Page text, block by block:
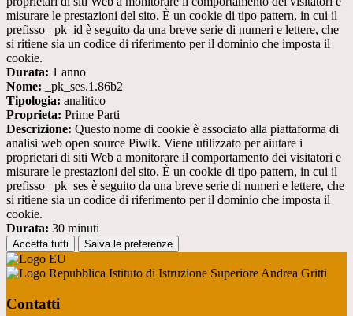
misurare le prestazioni del sito. È un cookie di tipo pattern, in cui il
prefisso _pk_id è seguito da una breve serie di numeri e lettere, che
si ritiene sia un codice di riferimento per il dominio che imposta il
cookie.
Durata: 1 anno
Nome: _pk_ses.1.86b2
Tipologia: analitico
Proprieta: Prime Parti
Descrizione: Questo nome di cookie è associato alla piattaforma di
analisi web open source Piwik. Viene utilizzato per aiutare i
proprietari di siti Web a monitorare il comportamento dei visitatori e
misurare le prestazioni del sito. È un cookie di tipo pattern, in cui il
prefisso _pk_ses è seguito da una breve serie di numeri e lettere, che
si ritiene sia un codice di riferimento per il dominio che imposta il
cookie.
Durata: 30 minuti
Accetta tutti Salva le preferenze
Istituto di Istruzione Superiore Andrea Gritti
Contatti